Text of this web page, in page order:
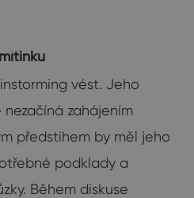
vést. Jeho
zahájením
předstihem by měl jeho
podklady a
Během diskuse